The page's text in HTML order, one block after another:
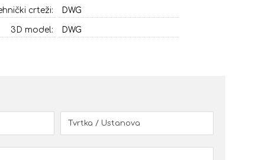
crteži: DWG
3D model: DWG